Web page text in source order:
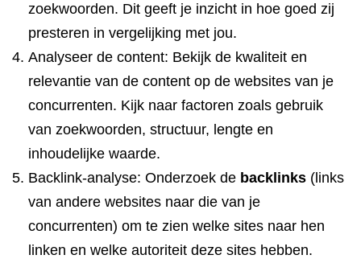
zoekwoorden. Dit geeft je inzicht in hoe goed zij
presteren in vergelijking met jou.
Analyseer de content: Bekijk de kwaliteit en
relevantie van de content op de websites van je
concurrenten. Kijk naar factoren zoals gebruik
van zoekwoorden, structuur, lengte en
inhoudelijke waarde.
Backlink-analyse: Onderzoek de backlinks (links
van andere websites naar die van je
concurrenten) om te zien welke sites naar hen
linken en welke autoriteit deze sites hebben.